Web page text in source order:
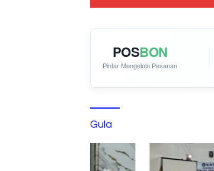
POSBON
Pintar Mengelola Pesanan
Gula